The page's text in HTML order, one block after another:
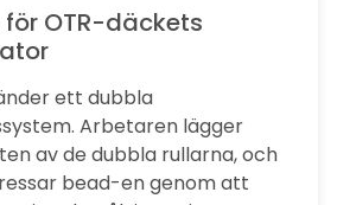
OTR-däckets
ett dubbla
Arbetaren lägger
av de dubbla rullarna, och
bead-en genom att